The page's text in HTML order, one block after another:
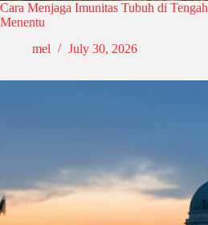
Cara Menjaga Imunitas Tubuh di
Menentu
mel
July 30, 2026